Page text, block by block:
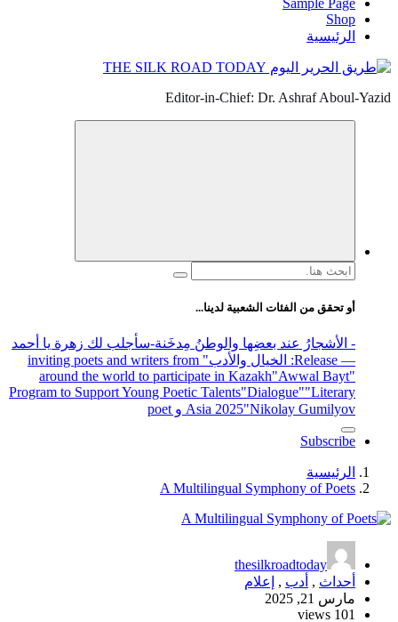
Sample Page
Shop
الرئيسية
Editor-in-Chief: Dr. Ashraf Aboul-Yazid
البحث
أو تحقق من الفئات الشعبية لدينا...
- الأشجارُ عند بعضِها والوطنُ مِدخَنة-سأجلب لك زهرة يا أحمد
— Release
: الخيال والأدب
" inviting poets and writers from
around the world to participate in Kazakh"Awwal Bayt"
Program to Support Young Poetic Talents"Dialogue""Literary
Asia 2025"Nikolay Gumilyov و poet
Subscribe
الرئيسية
A Multilingual Symphony of Poets
thesilkroadtoday
أحداث , أدب ,
إعلام
مارس 21, 2025
101 views